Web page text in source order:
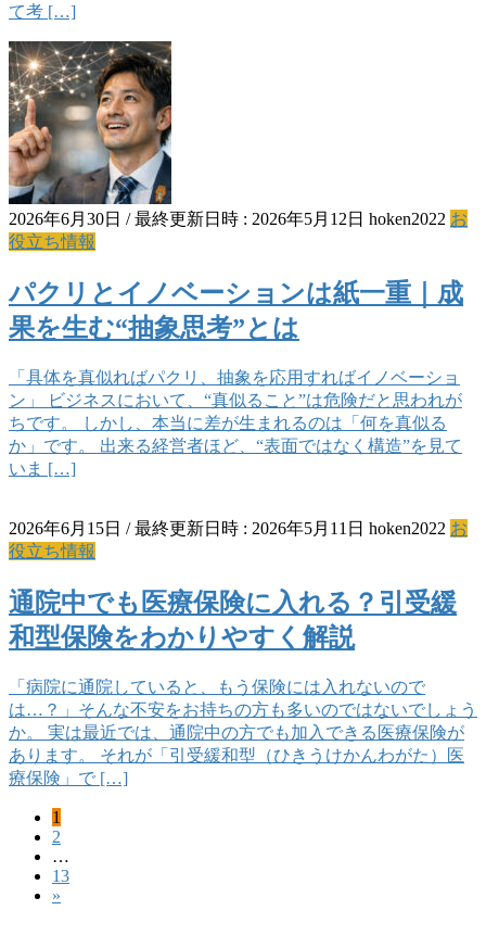
て考 […]
2026年6月30日 / 最終更新日時 : 2026年5月12日 hoken2022 お
役立ち情報
パクリとイノベーションは紙一重｜成
果を生む“抽象思考”とは
「具体を真似ればパクリ、抽象を応用すればイノベーショ
ン」 ビジネスにおいて、“真似ること”は危険だと思われが
ちです。 しかし、本当に差が生まれるのは「何を真似る
か」です。 出来る経営者ほど、“表面ではなく構造”を見て
いま […]
2026年6月15日 / 最終更新日時 : 2026年5月11日 hoken2022 お
役立ち情報
通院中でも医療保険に入れる？引受緩
和型保険をわかりやすく解説
「病院に通院していると、もう保険には入れないので
は…？」そんな不安をお持ちの方も多いのではないでしょう
か。 実は最近では、通院中の方でも加入できる医療保険が
あります。 それが「引受緩和型（ひきうけかんわがた）医
療保険」で […]
固
定
ペ
ー
ジ
1
固
定
ペ
ー
2
…
固
定
13
»